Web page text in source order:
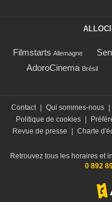
Filmstarts Allemagne
AdoroCinema Brésil
Contact | Qui sommes-nous |
Politique de cookies |
Revue de presse
| Charte
Retrouvez tous les horaires et
0 892